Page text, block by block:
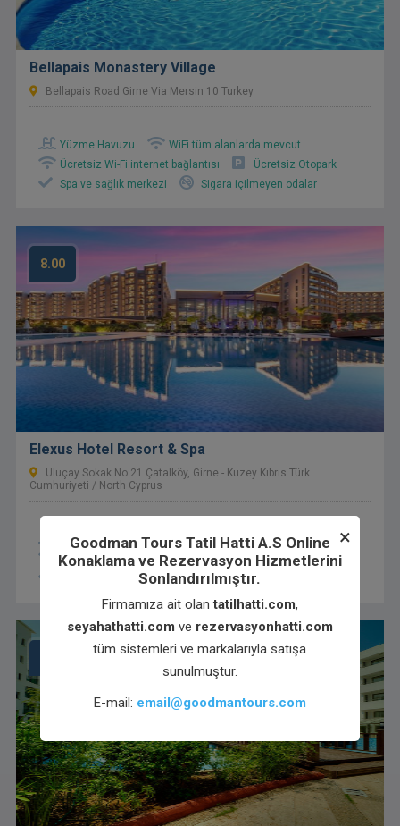
Bellapais Monastery Village
Bellapais Road Girne Via Mersin 10 Turkey
Yüzme Havuzu
WiFi tüm alanlarda mevcut
Ücretsiz Wi-Fi internet bağlantısı
Ücretsiz Otopark
Spa ve sağlık merkezi
Sigara içilmeyen odalar
8.00
Elexus Hotel Resort & Spa
Uluçay Sokak No:21 Çatalköy, Girne - Kuzey Kıbrıs Türk
Cumhuriyeti / North Cyprus
Yüzme Havuzu
WiFi tüm alanlarda mevcut
Ücretsiz Wi-Fi internet bağlantısı
Ücretsiz Otopark
Spa ve sağlık merkezi
Sigara içilmeyen odalar
×
Goodman Tours Tatil Hatti A.S Online
Konaklama ve Rezervasyon Hizmetlerini
Sonlandırılmıştır.
Firmamıza ait olantatilhatti.com,
seyahathatti.com ve rezervasyonhatti.com
tüm sistemleri ve markalarıyla satışa
sunulmuştur.
E-mail: email@goodmantours.com